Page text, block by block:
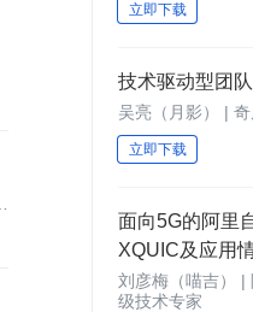
立即下载
技术驱动型团
吴亮（月影） |
立即下载
面向5G的阿里
XQUIC及应用
刘彦梅（喵吉） |
级技术专家